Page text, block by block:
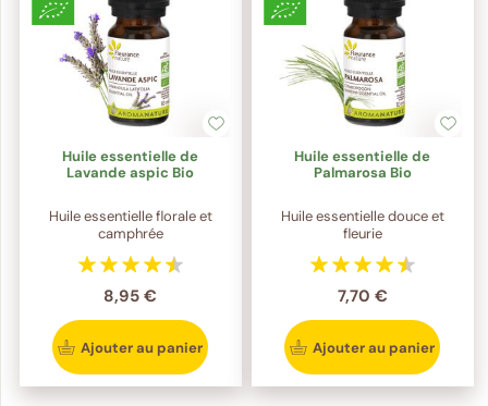
Huile essentielle de
Lavande aspic Bio
Huile essentielle florale et
camphrée
8,95 €
Ajouter au panier
Huile essentielle de
Palmarosa Bio
Huile essentielle douce et
fleurie
7,70 €
Ajouter au panier